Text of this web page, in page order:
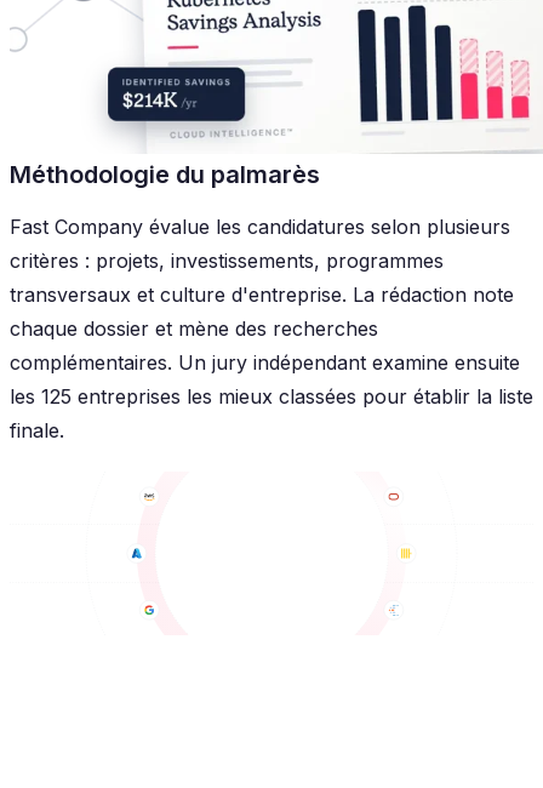
Méthodologie du palmarès
Fast Company évalue les candidatures selon plusieurs
critères : projets, investissements, programmes
transversaux et culture d'entreprise. La rédaction note
chaque dossier et mène des recherches
complémentaires. Un jury indépendant examine ensuite
les 125 entreprises les mieux classées pour établir la liste
finale.